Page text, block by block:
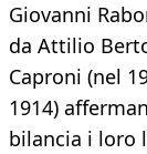
Giovanni
da Attilio
Caproni (nel
1914)
bilancia i loro